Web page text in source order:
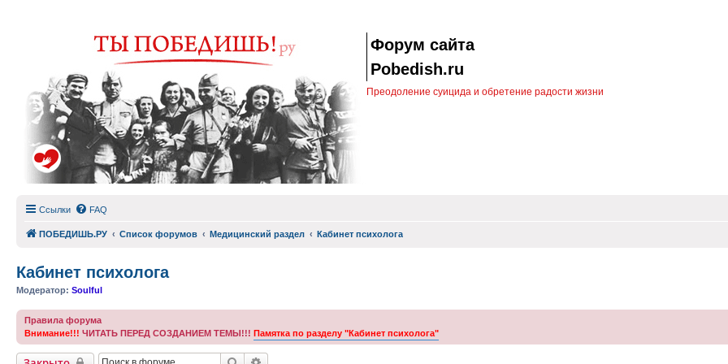
Форум сайта
Pobedish.ru
Преодоление суицида и обретение радости жизни
Ссылки FAQ
ПОБЕДИШЬ.РУ Список форумов Медицинский раздел Кабинет психолога
Кабинет психолога
Модератор: Soulful
Правила форума
Внимание!!! ЧИТАТЬ ПЕРЕД СОЗДАНИЕМ ТЕМЫ!!! Памятка по разделу "Кабинет психолога"